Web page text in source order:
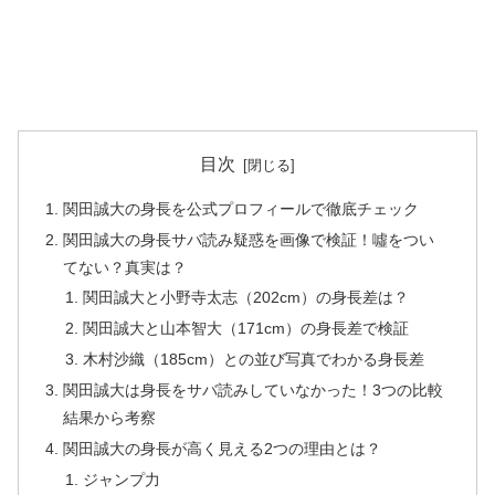
目次
関田誠大の身長を公式プロフィールで徹底チェック
関田誠大の身長サバ読み疑惑を画像で検証！噓をつい
てない？真実は？
関田誠大と小野寺太志（202cm）の身長差は？
関田誠大と山本智大（171cm）の身長差で検証
木村沙織（185cm）との並び写真でわかる身長差
関田誠大は身長をサバ読みしていなかった！3つの比較
結果から考察
関田誠大の身長が高く見える2つの理由とは？
ジャンプ力